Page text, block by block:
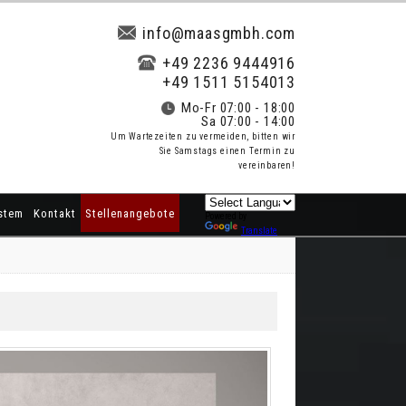
info@maasgmbh.com
+49 2236 9444916
+49 1511 5154013
Mo-Fr 07:00 - 18:00
Sa 07:00 - 14:00
Um Wartezeiten zu vermeiden, bitten wir
Sie Samstags einen Termin zu
vereinbaren!
Kontakt Stellenangebote
Translate